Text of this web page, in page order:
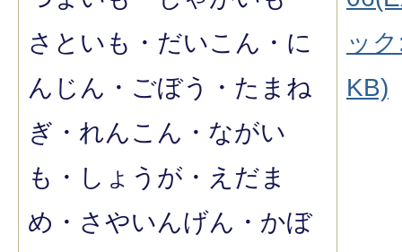
さといも・だいこん・に
んじん・ごぼう・たまね
ぎ・れんこん・ながい
も・しょうが・えだま
め・さやいんげん・かぼ
ッ
KB)